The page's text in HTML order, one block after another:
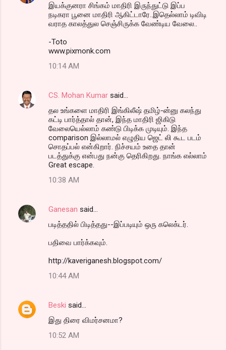
இய‌க்குன‌ரா சிங்க‌ம் மாதிரி இருந்துட்டு இப்ப‌
ந‌டிக‌ரா பூனை மாதிரி ஆகிட்டாரே..இதெல்லாம் டிவிடி
வ‌ராத‌ கால‌த்துல‌ செஞ்சிருக்க‌ வேண்டிய‌ வேலை..
-Toto
www.pixmonk.com
10:14 AM
CS. Mohan Kumar said…
தல உங்களை மாதிரி இங்கிலீஷ் தமிழ்-ன்னு கலந்து
கட்டி பார்த்தால் தான், இந்த மாதிரி ஜிகிடு
வேலையெல்லாம் கண்டு பிடிக்க முடியும். இந்த
comparison இல்லாமல் எழுதிய ஜெட் லி கூட படம்
சொதப்பல் என்கிறார். நிச்சயம் உதை தான்
படத்துக்கு என்பது நன்கு தெரிகிறது. நாங்க எல்லாம்
Great escape.
10:38 AM
Ganesan said…
படித்ததில் பிடித்தது--இப்படியும் ஒரு கலெக்டர்.
பதிவை பார்க்கவும்.
http://kaveriganesh.blogspot.com/
10:44 AM
Beski said…
இது திரை விமர்சனமா?
10:52 AM